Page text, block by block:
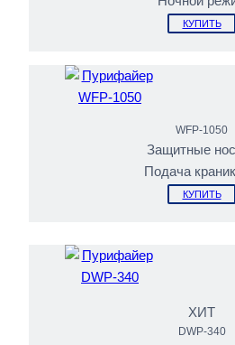
КУПИТЬ
WFP-1050
Защитные
Подача
КУПИТЬ
ХИТ
DWP-340